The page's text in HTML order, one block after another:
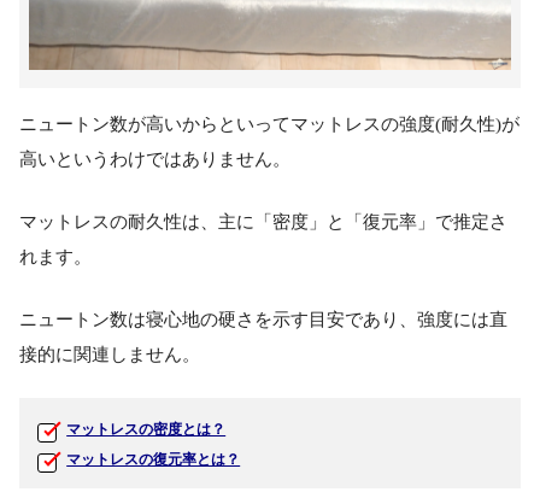
ニュートン数が高いからといってマットレスの強度(耐久性)が
高いというわけではありません。
マットレスの耐久性は、主に「密度」と「復元率」で推定さ
れます。
ニュートン数は寝心地の硬さを示す目安であり、強度には直
接的に関連しません。
マットレスの密度とは？
マットレスの復元率とは？